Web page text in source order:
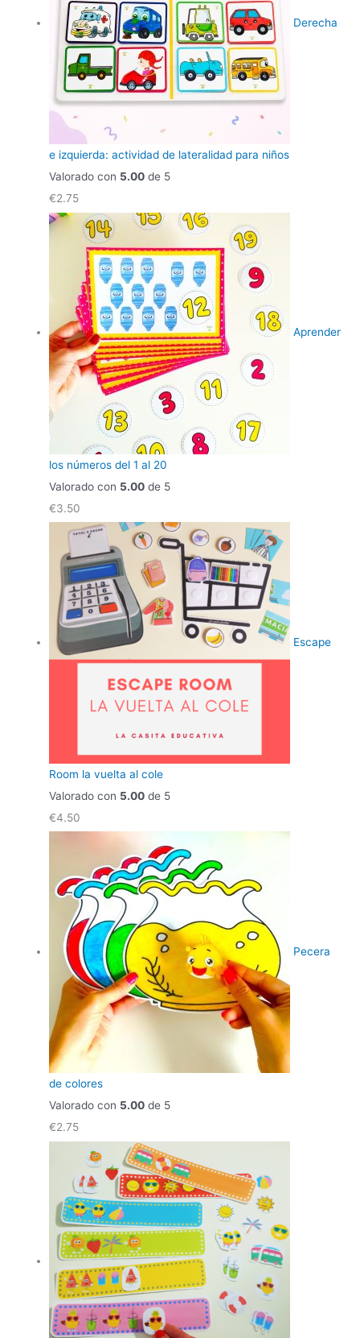
Derecha
e izquierda: actividad de lateralidad para niños
Valorado con 5.00 de 5
€2.75
Aprender
los números del 1 al 20
Valorado con 5.00 de 5
€3.50
Escape
Room la vuelta al cole
Valorado con 5.00 de 5
€4.50
Pecera
de colores
Valorado con 5.00 de 5
€2.75